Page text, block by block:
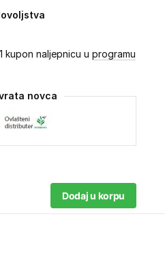
kupon naljepnicu uprogramu
novca
Dodaj u korpu